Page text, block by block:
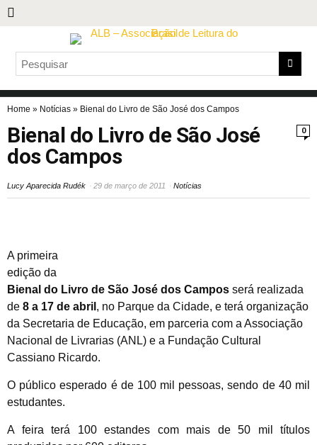
Home » Notícias » Bienal do Livro de São José dos Campos
0
Bienal do Livro de São José
dos Campos
Lucy Aparecida Rudék 29 de março de 2011 Notícias
A primeira
edição da
Bienal do Livro de São José dos Campos será realizada
de 8 a 17 de abril , no Parque da Cidade, e terá organização
da Secretaria de Educação, em parceria com a Associação
Nacional de Livrarias (ANL) e a Fundação Cultural
Cassiano Ricardo.
O público esperado é de 100 mil pessoas, sendo de 40 mil
estudantes.
A feira terá 100 estandes com mais de 50 mil títulos